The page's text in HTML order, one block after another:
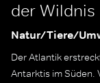
der Wildnis
Natur/Tiere/
Der Atlantik
Antarktis im Süden.